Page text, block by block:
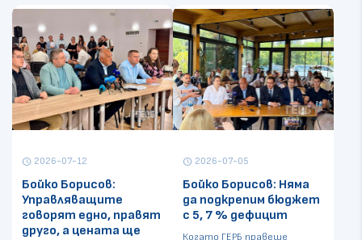
schedule 2026-07-12
Бойко Борисов:
Управляващите
говорят едно, правят
друго, а цената ще
schedule 2026-07-05
Бойко Борисов: Няма
да подкрепим бюджет
с 5, 7 % дефицит
Когато ГЕРБ правеше